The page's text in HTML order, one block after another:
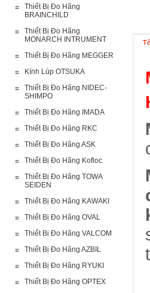
Thiết Bị Đo Hãng
BRAINCHILD
Thiết Bị Đo Hãng
MONARCH INTRUMENT
Thiết Bị Đo Hãng MEGGER
Kính Lúp OTSUKA
Thiết Bị Đo Hãng NIDEC-
SHIMPO
Thiết Bị Đo Hãng IMADA
Thiết Bị Đo Hãng RKC
Thiết Bị Đo Hãng ASK
Thiết Bị Đo Hãng Kofloc
Thiết Bị Đo Hãng TOWA
SEIDEN
Thiết Bị Đo Hãng KAWAKI
Thiết Bị Đo Hãng OVAL
Thiết Bị Đo Hãng VALCOM
Thiết Bị Đo Hãng AZBIL
Thiết Bị Đo Hãng RYUKI
Thiết Bị Đo Hãng OPTEX